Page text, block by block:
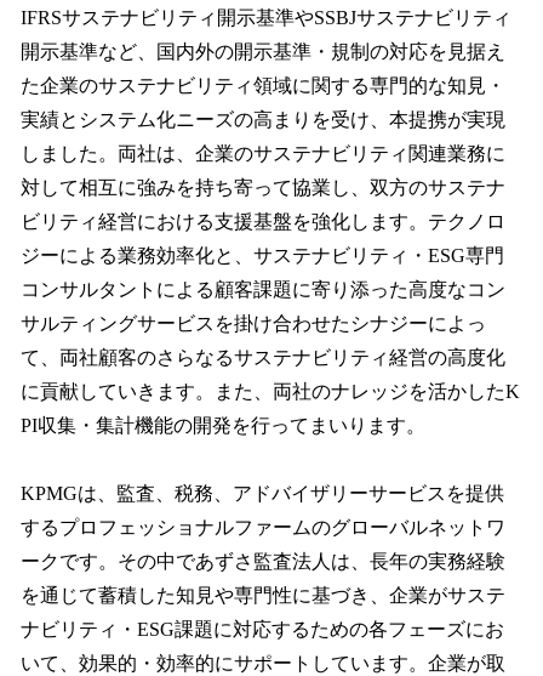
IFRSサステナビリティ開示基準やSSBJサステナビリティ
開示基準など、国内外の開示基準・規制の対応を見据え
た企業のサステナビリティ領域に関する専門的な知見・
実績とシステム化ニーズの高まりを受け、本提携が実現
しました。両社は、企業のサステナビリティ関連業務に
対して相互に強みを持ち寄って協業し、双方のサステナ
ビリティ経営における支援基盤を強化します。テクノロ
ジーによる業務効率化と、サステナビリティ・ESG専門
コンサルタントによる顧客課題に寄り添った高度なコン
サルティングサービスを掛け合わせたシナジーによっ
て、両社顧客のさらなるサステナビリティ経営の高度化
に貢献していきます。また、両社のナレッジを活かしたK
PI収集・集計機能の開発を行ってまいります。
KPMGは、監査、税務、アドバイザリーサービスを提供
するプロフェッショナルファームのグローバルネットワ
ークです。その中であずさ監査法人は、長年の実務経験
を通じて蓄積した知見や専門性に基づき、企業がサステ
ナビリティ・ESG課題に対応するための各フェーズにお
いて、効果的・効率的にサポートしています。企業が取